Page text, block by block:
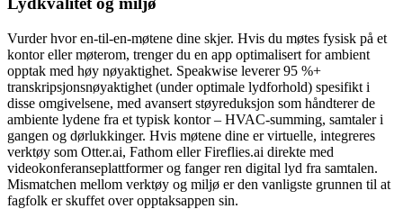
Vurder hvor en-til-en-møtene dine skjer. Hvis du møtes fysisk på et
kontor eller møterom, trenger du en app optimalisert for ambient
opptak med høy nøyaktighet. Speakwise leverer 95 %+
transkripsjonsnøyaktighet (under optimale lydforhold) spesifikt i
disse omgivelsene, med avansert støyreduksjon som håndterer de
ambiente lydene fra et typisk kontor – HVAC-summing, samtaler i
gangen og dørlukkinger. Hvis møtene dine er virtuelle, integreres
verktøy som Otter.ai, Fathom eller Fireflies.ai direkte med
videokonferanseplattformer og fanger ren digital lyd fra samtalen.
Mismatchen mellom verktøy og miljø er den vanligste grunnen til at
fagfolk er skuffet over opptaksappen sin.